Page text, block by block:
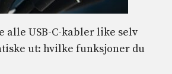
alle USB-C-kabler like selv
ut: hvilke funksjoner du